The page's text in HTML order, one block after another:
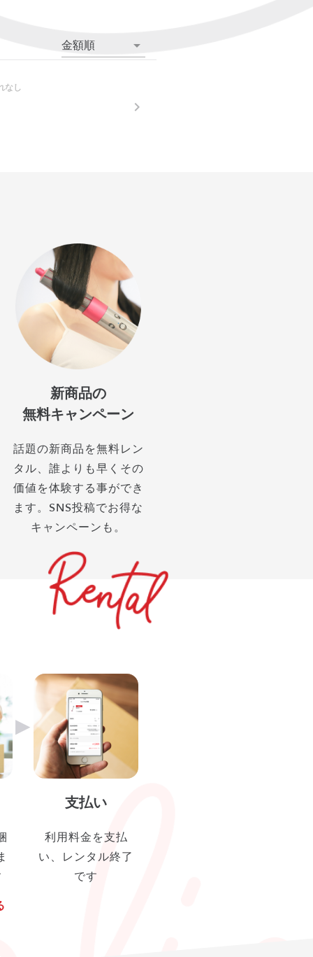
金額順
なし
新商品の
無料キャンペーン
話題の新商品を無料レン
タル、誰よりも早くその
価値を体験する事ができ
ます。SNS投稿でお得な
キャンペーンも。
▶︎
支払い
利用料金を支払
い、レンタル終了
です